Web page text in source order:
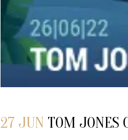
27 JUN TOM JONES